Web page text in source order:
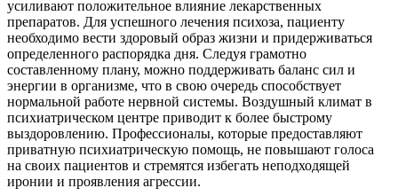
усиливают положительное влияние лекарственных
препаратов. Для успешного лечения психоза, пациенту
необходимо вести здоровый образ жизни и придерживаться
определенного распорядка дня. Следуя грамотно
составленному плану, можно поддерживать баланс сил и
энергии в организме, что в свою очередь способствует
нормальной работе нервной системы. Воздушный климат в
психиатрическом центре приводит к более быстрому
выздоровлению. Профессионалы, которые предоставляют
приватную психиатрическую помощь, не повышают голоса
на своих пациентов и стремятся избегать неподходящей
иронии и проявления агрессии.